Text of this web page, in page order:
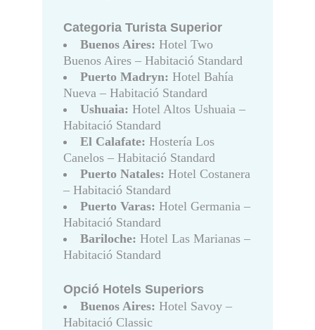
Categoria Turista Superior
Buenos Aires: Hotel Two
Buenos Aires – Habitació Standard
Puerto Madryn: Hotel Bahía
Nueva – Habitació Standard
Ushuaia: Hotel Altos Ushuaia –
Habitació Standard
El Calafate: Hostería Los
Canelos – Habitació Standard
Puerto Natales: Hotel Costanera
– Habitació Standard
Puerto Varas: Hotel Germania –
Habitació Standard
Bariloche: Hotel Las Marianas –
Habitació Standard
Opció Hotels Superiors
Buenos Aires: Hotel Savoy –
Habitació Classic